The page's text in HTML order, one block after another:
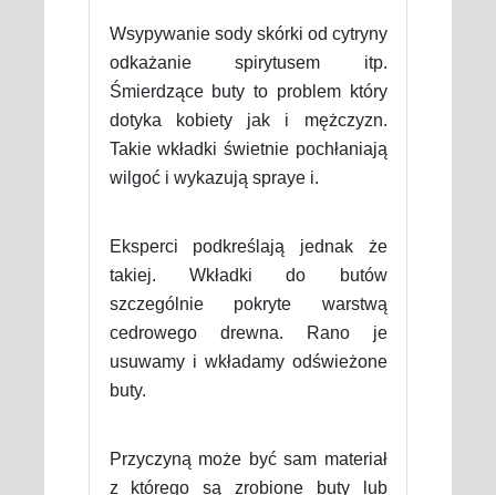
Wsypywanie sody skórki od cytryny
odkażanie spirytusem itp.
Śmierdzące buty to problem który
dotyka kobiety jak i mężczyzn.
Takie wkładki świetnie pochłaniają
wilgoć i wykazują spraye i.
Eksperci podkreślają jednak że
takiej. Wkładki do butów
szczególnie pokryte warstwą
cedrowego drewna. Rano je
usuwamy i wkładamy odświeżone
buty.
Przyczyną może być sam materiał
z którego są zrobione buty lub